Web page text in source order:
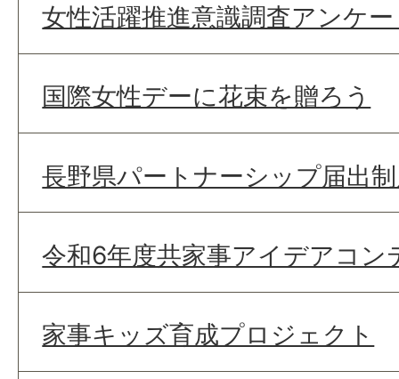
女性活躍推進意識調査アンケ
国際女性デーに花束を贈ろう
長野県パートナーシップ届出
令和6年度共家事アイデアコン
家事キッズ育成プロジェクト